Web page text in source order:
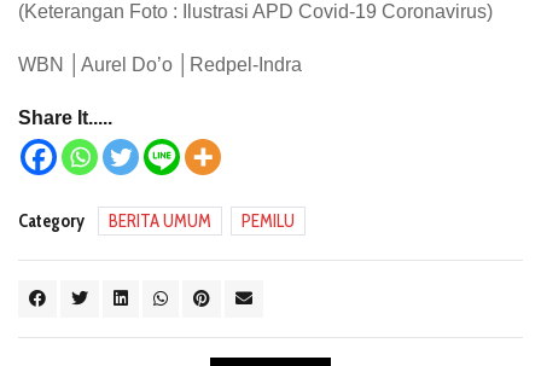
(Keterangan Foto : Ilustrasi APD Covid-19 Coronavirus)
WBN │Aurel Do’o │Redpel-Indra
Share It.....
Category BERITA UMUM PEMILU